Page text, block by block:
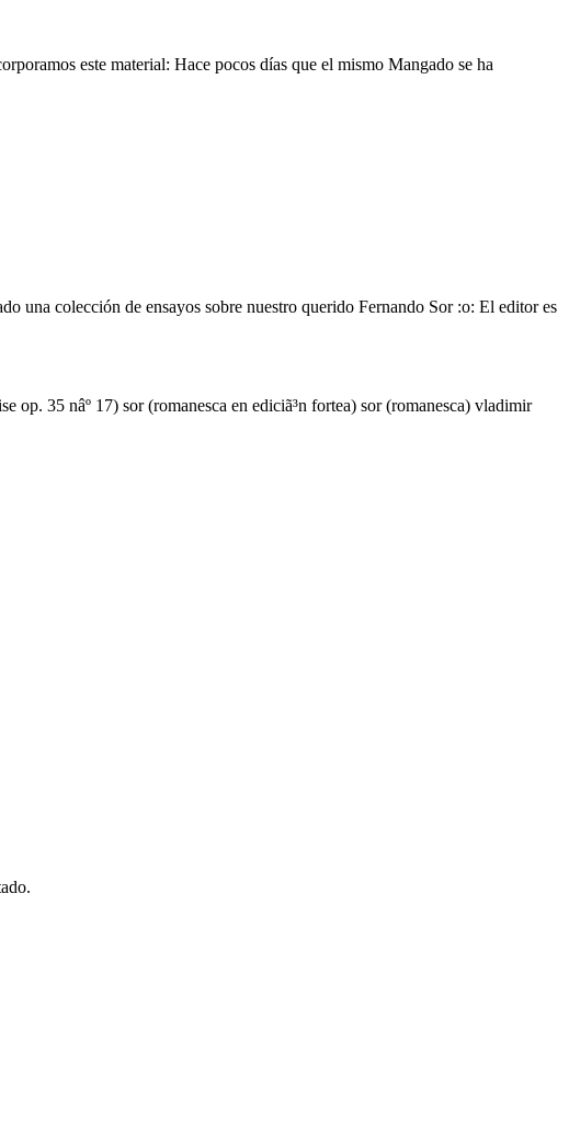
este material: Hace pocos días que el mismo Mangado se ha
una colección de ensayos sobre nuestro querido Fernando Sor :o: El editor es
op. 35 nâº 17) sor (romanesca en ediciã³n fortea) sor (romanesca) vladimir